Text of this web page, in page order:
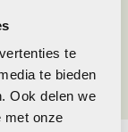
te
te bieden
Ook delen we
met onze